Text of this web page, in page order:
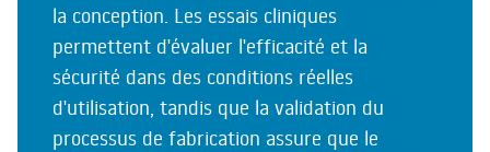
la conception. Les essais cliniques
permettent d'évaluer l'efficacité et la
sécurité dans des conditions réelles
d'utilisation, tandis que la validation du
processus de fabrication assure que le